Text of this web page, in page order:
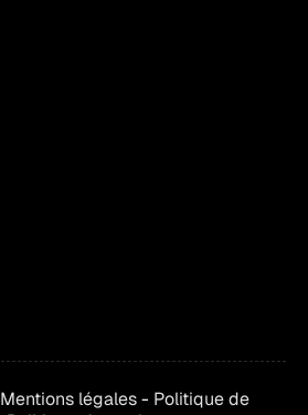
Mentions légales- Politique de